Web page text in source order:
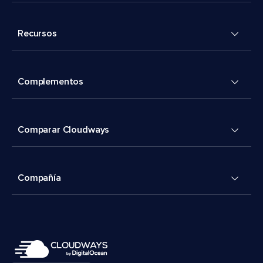
Recursos
Complementos
Comparar Cloudways
Compañía